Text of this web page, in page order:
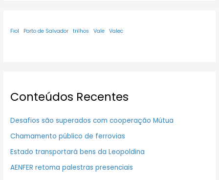
Fiol Porto de Salvador trilhos Vale Valec
Conteúdos Recentes
Desafios são superados com cooperação Mútua
Chamamento público de ferrovias
Estado transportará bens da Leopoldina
AENFER retoma palestras presenciais